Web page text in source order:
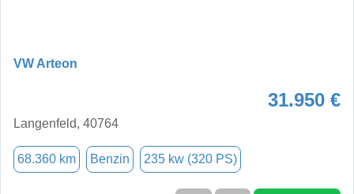
VW Arteon
31.950 €
Langenfeld, 40764
68.360 km Benzin 235 kw (320 PS)